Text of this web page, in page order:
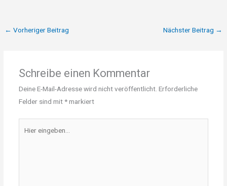
← Vorheriger Beitrag Nächster Beitrag →
Schreibe einen Kommentar
Deine E-Mail-Adresse wird nicht veröffentlicht. Erforderliche
Felder sind mit*markiert
eingeben…